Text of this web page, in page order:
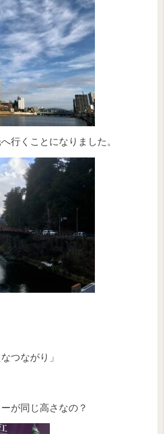
行くことになりました。
つながり」
が同じ高さなの？